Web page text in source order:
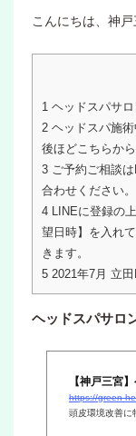
こんにちは、神
1 ヘッドスパサ
2 ヘッドスパ施
後ほどこちらか
3 ご予約ご相談
合わせください。
4 LINEに登録の
望日時】を入れ
きます。
5 2021年7月 立
ヘッドスパサロ
【神戸三宮
https://green-
頭皮環境改善に